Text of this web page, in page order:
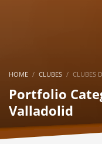
HOME CLUBES CLUBES
Portfolio
Valladolid